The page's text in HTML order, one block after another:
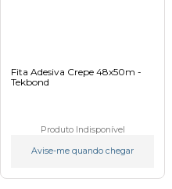
Fita Adesiva Crepe 48x50m -
Tekbond
Produto Indisponível
Avise-me quando chegar